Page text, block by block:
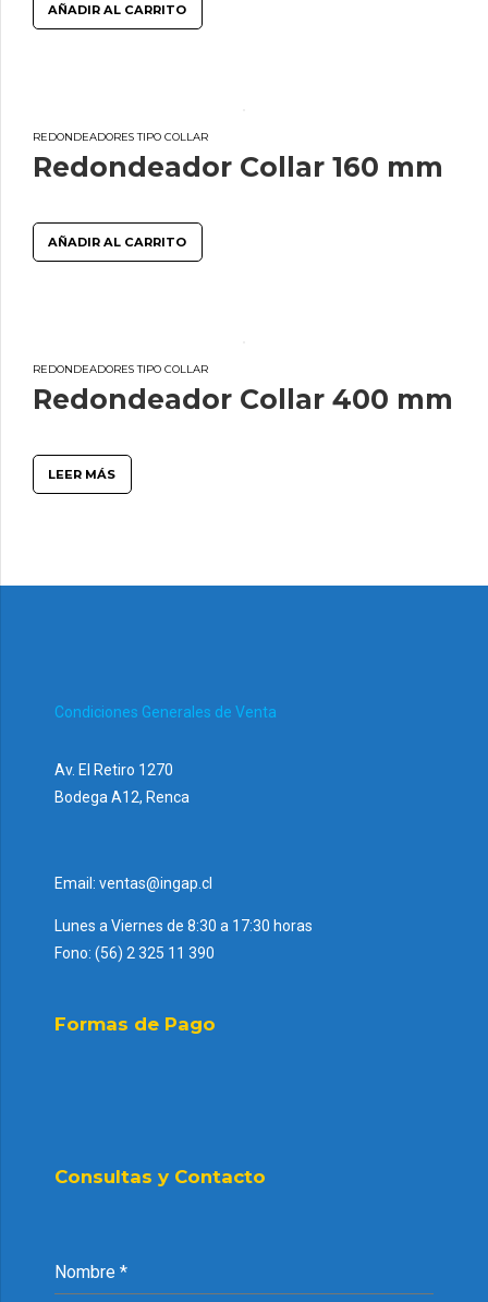
AÑADIR AL CARRITO
REDONDEADORES TIPO COLLAR
Redondeador Collar 160 mm
AÑADIR AL CARRITO
REDONDEADORES TIPO COLLAR
Redondeador Collar 400 mm
LEER MÁS
Condiciones Generales de Venta
Av. El Retiro 1270
Bodega A12, Renca
Email: ventas@ingap.cl
Lunes a Viernes de 8:30 a 17:30 horas
Fono: (56) 2 325 11 390
Formas de Pago
Consultas y Contacto
Nombre *